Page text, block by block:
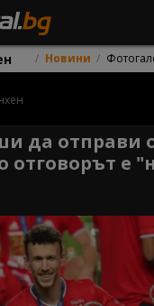
Новини
да отправи
отговорът е